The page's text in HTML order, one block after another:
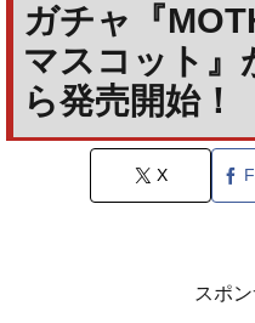
ガチャ『
マスコット』
ら発売開始！
X
スポ